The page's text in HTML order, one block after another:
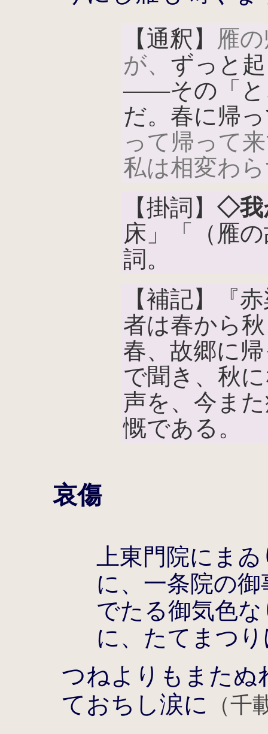
【通釈】
雁
が、 ずっと
――その「と
だ。春に帰
って帰って
私は相変わ
【掛詞】 ◇我
床」「（雁
詞。
【補記】『
者は春から
春、故郷に
で聞き、秋
声を、今ま
慨である。
哀傷
上東門院にま
に、一条院の
でたる御気色
に、たてまつ
つねよりもまたぬ
ておちし涙に （千